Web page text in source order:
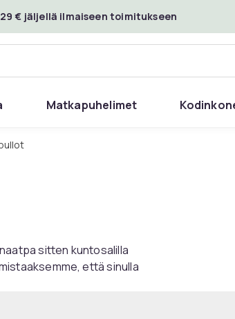
29 € jäljellä ilmaiseen toimitukseen
Matkapuhelimet
sitten kuntosalilla
että sinulla